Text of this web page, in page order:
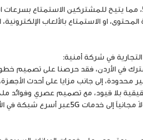
، مما يتيح للمشتركين الاستمتاع بسرعات
او الاستمتاع بالألعاب الإلكترونية،
في شركة أمنية:
في الأردن، فقد حرصنا على تصميم
إلى جانب مزايا على أحدث
بلا قيود، مع تصميم عصري
مجانياً إلى خدمات 5 G عبر أسرع شبكة في